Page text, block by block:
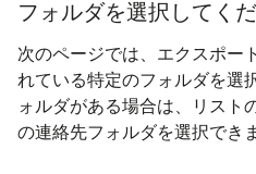
フォルダを選択してく
次のページでは、エクスポー
れている特定のフォルダを選
ォルダがある場合は、リスト
の連絡先フォルダを選択でき